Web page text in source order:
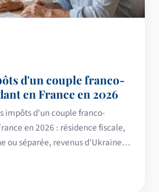
d'un couple franco-
en France en 2026
impôts d'un couple franco-
en 2026 : résidence fiscale,
ou séparée, revenus d'Ukraine,